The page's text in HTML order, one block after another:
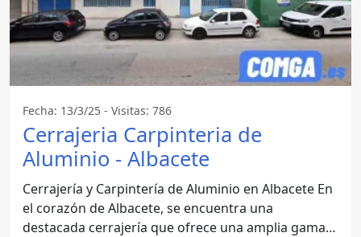
Fecha: 13/3/25 - Visitas: 786
Cerrajeria Carpinteria de
Aluminio - Albacete
Cerrajería y Carpintería de Aluminio en Albacete En
el corazón de Albacete, se encuentra una
destacada cerrajería que ofrece una amplia gama